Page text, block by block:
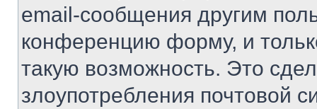
email-сообщения другим
конференцию форму, и
такую возможность. Это
злоупотребления почтовой